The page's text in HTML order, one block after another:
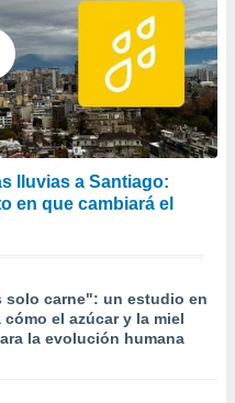
lluvias a Santiago:
en que cambiará el
solo carne": un estudio en
cómo el azúcar y la miel
la evolución humana